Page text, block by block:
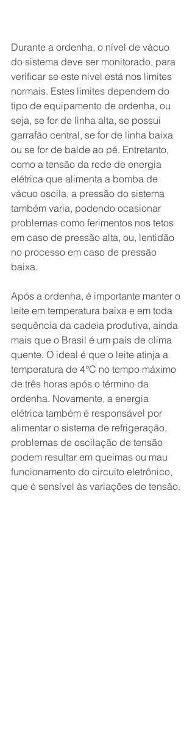
Durante a ordenha, o nível de vácuo
do sistema deve ser monitorado, para
verificar se este nível está nos limites
normais. Estes limites dependem do
tipo de equipamento de ordenha, ou
seja, se for de linha alta, se possui
garrafão central, se for de linha baixa
ou se for de balde ao pé. Entretanto,
como a tensão da rede de energia
elétrica que alimenta a bomba de
vácuo oscila, a pressão do sistema
também varia, podendo ocasionar
problemas como ferimentos nos tetos
em caso de pressão alta, ou, lentidão
no processo em caso de pressão
baixa.
Após a ordenha, é importante manter o
leite em temperatura baixa e em toda
sequência da cadeia produtiva, ainda
mais que o Brasil é um país de clima
quente. O ideal é que o leite atinja a
temperatura de 4°C no tempo máximo
de três horas após o término da
ordenha. Novamente, a energia
elétrica também é responsável por
alimentar o sistema de refrigeração,
problemas de oscilação de tensão
podem resultar em queimas ou mau
funcionamento do circuito eletrônico,
que é sensível às variações de tensão.